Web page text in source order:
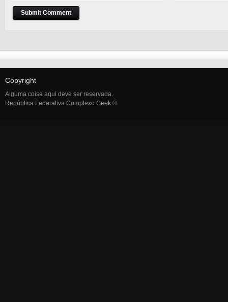
Copyright
Alguma coisa aqui deve ser reservada.
República Federativa Complexo Geek ®